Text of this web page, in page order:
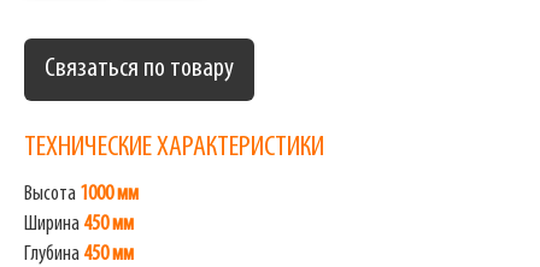
Связаться по товару
ТЕХНИЧЕСКИЕ ХАРАКТЕРИСТИКИ
Высота 1000 мм
Ширина 450 мм
Глубина 450 мм